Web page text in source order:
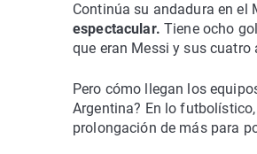
Continúa su andadura en el
espectacular. Tiene ocho
que eran Messi y sus
Pero cómo llegan los
Argentina? En lo
prolongación de más para